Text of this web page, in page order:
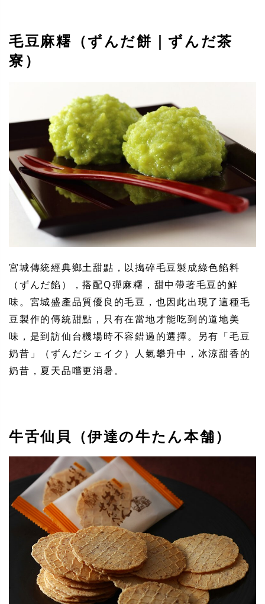
毛豆麻糬（ずんだ餅｜ずんだ茶
寮）
宮城傳統經典鄉土甜點，以搗碎毛豆製成綠色餡料
（ずんだ餡），搭配Q彈麻糬，甜中帶著毛豆的鮮
味。宮城盛產品質優良的毛豆，也因此出現了這種毛
豆製作的傳統甜點，只有在當地才能吃到的道地美
味，是到訪仙台機場時不容錯過的選擇。另有「毛豆
奶昔」（ずんだシェイク）人氣攀升中，冰涼甜香的
奶昔，夏天品嚐更消暑。
牛舌仙貝（伊達の牛たん本舗）